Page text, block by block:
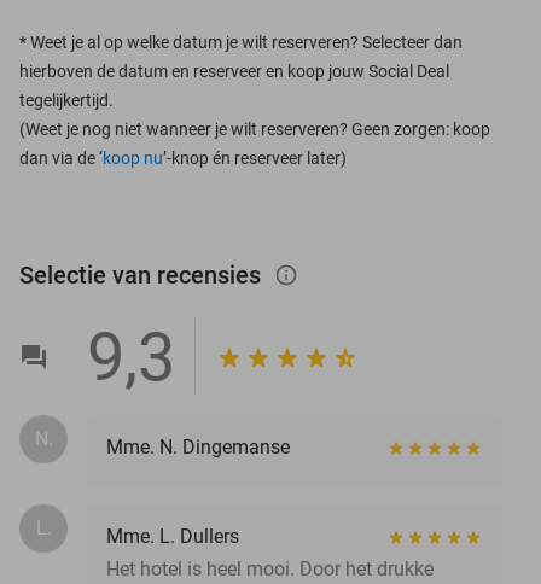
*Weet je al op welke datum je wilt reserveren? Selecteer dan
hierboven de datum en reserveer en koop jouw Social Deal
tegelijkertijd.
(Weet je nog niet wanneer je wilt reserveren? Geen zorgen: koop
dan via de ‘koop nu’-knop én reserveer later)
Selectie van recensies info_outlined
9,3
N. Mme. N. Dingemanse
L.
Mme. L. Dullers
Het hotel is heel mooi. Door het drukke